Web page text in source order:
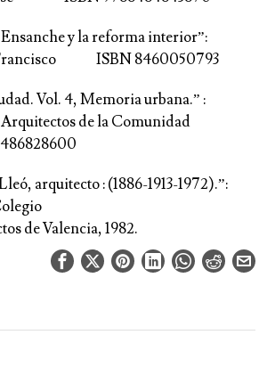
y la reforma interior”:
Francisco ISBN 8460050793
Vol. 4, Memoria urbana.” :
de la Comunidad
arquitecto : (1886-1913-1972).”:
de Valencia, 1982.